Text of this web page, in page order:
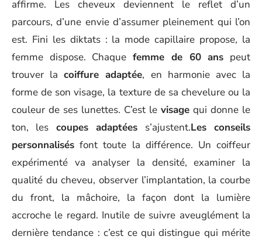
affirme. Les cheveux deviennent le reflet d’un
parcours, d’une envie d’assumer pleinement qui l’on
est. Fini les diktats : la mode capillaire propose, la
femme dispose. Chaquefemme de 60 ans peut
trouver lacoiffure adaptée, en harmonie avec la
forme de son visage, la texture de sa chevelure ou la
couleur de ses lunettes. C’est le visage qui donne le
ton, les coupes adaptées s’ajustent.Les conseils
personnalisés font toute la différence. Un coiffeur
expérimenté va analyser la densité, examiner la
qualité du cheveu, observer l’implantation, la courbe
du front, la mâchoire, la façon dont la lumière
accroche le regard. Inutile de suivre aveuglément la
dernière tendance : c’est ce qui distingue qui mérite